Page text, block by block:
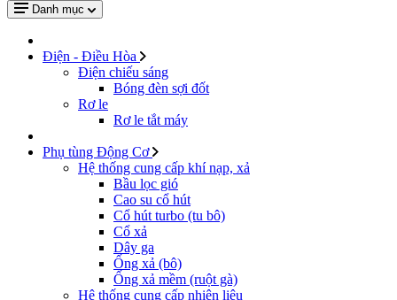
Danh mục
Điện - Điều Hòa
Điện chiếu sáng
Bóng đèn sợi đốt
Rơ le
Rơ le tắt máy
Phụ tùng Động Cơ
Hệ thống cung cấp khí nạp, xả
Bầu lọc gió
Cao su cổ hút
Cổ hút turbo (tu bô)
Cổ xả
Dây ga
Ống xả (bô)
Ống xả mềm (ruột gà)
Hệ thống cung cấp nhiên liệu